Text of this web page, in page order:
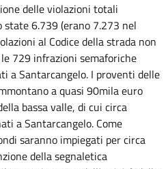
delle violazioni totali
6.739 (erano 7.273 nel
al Codice della strada non
729 infrazioni semaforiche
a Santarcangelo. I proventi delle
a quasi 90mila euro
bassa valle, di cui circa
a Santarcangelo. Come
saranno impiegati per circa
della segnaletica